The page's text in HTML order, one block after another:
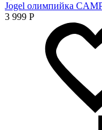
Jogel олимпийка
3 999 Р